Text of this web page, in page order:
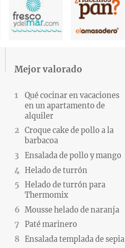
Mejor valorado
Qué cocinar en vacaciones
en un apartamento de
alquiler
Croque cake de pollo a la
barbacoa
Ensalada de pollo y mango
Helado de turrón
Helado de turrón para
Thermomix
Mousse helado de naranja
Paté marinero
Ensalada templada de sepia